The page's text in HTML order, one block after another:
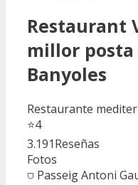
Restaurant
millor posta
Banyoles
Restaurante
⭐4
3.191Reseñas
Fotos
⛉ Passeig Antoni